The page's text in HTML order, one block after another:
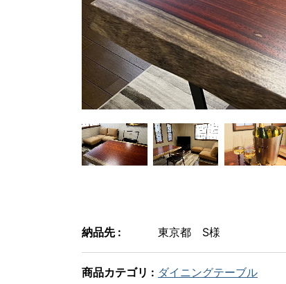
納品先 : 東京都 S様
商品カテゴリ : ダイニングテーブル